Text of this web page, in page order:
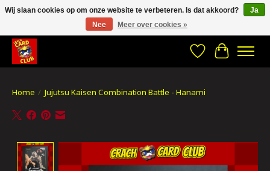
CRACH CARD CLUB , The best place to Geek out!
Verlanglijst
Home / Jujutsu Kaisen Combination Battle - Hanami
Product image slideshow Items
Wij slaan cookies op om onze website te verbeteren. Is dat akkoord?
Ja
Nee
Meer over cookies »